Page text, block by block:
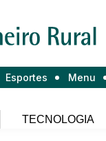
Esportes Menu
TECNOLOGIA